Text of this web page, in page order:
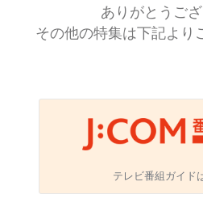
ウェブメール
ありがとうござ
その他の特集は下記より
テレビ番組ガイド